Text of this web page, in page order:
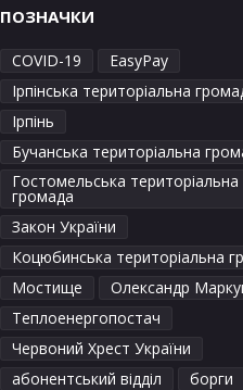
ПОЗНАЧКИ
COVID-19
EasyPay
Ірпінська територіальна
Ірпінь
Бучанська територіальна
Гостомельська територіальна
громада
Закон України
Коцюбинська територіальна
Мостище
Олександр
Теплоенергопостач
Червоний Хрест України
абонентський відділ
борги